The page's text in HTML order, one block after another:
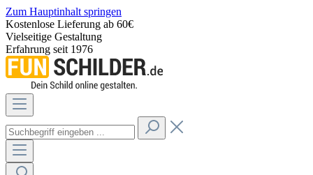
Zum Hauptinhalt springen
Kostenlose Lieferung ab 60€
Vielseitige Gestaltung
Erfahrung seit 1976